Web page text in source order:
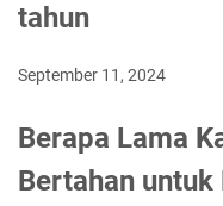
tahun
September 11, 2024
Berapa Lama
Bertahan untuk